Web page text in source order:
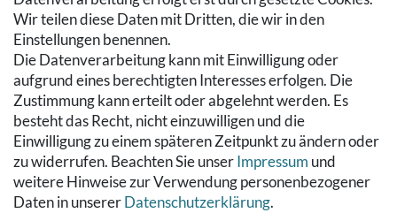
Wir teilen diese Daten mit Dritten, die wir in den
Einstellungen benennen.
Die Datenverarbeitung kann mit Einwilligung oder
aufgrund eines berechtigten Interesses erfolgen. Die
Zustimmung kann erteilt oder abgelehnt werden. Es
besteht das Recht, nicht einzuwilligen und die
Einwilligung zu einem späteren Zeitpunkt zu ändern oder
zu widerrufen. Beachten Sie unserImpressum und
weitere Hinweise zur Verwendung personenbezogener
Daten in unsererDaten­schutz­erklärung.
RECHTLICHES
Kontakt
Datenschutzerklärung
AGB
Impressum
Hinweise zur Batterieentsorgung
Widerrufs­recht